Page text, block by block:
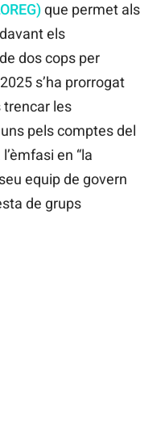
que permet als
els
dos cops per
s’ha prorrogat
trencar les
pels comptes del
en “la
equip de govern
de grups